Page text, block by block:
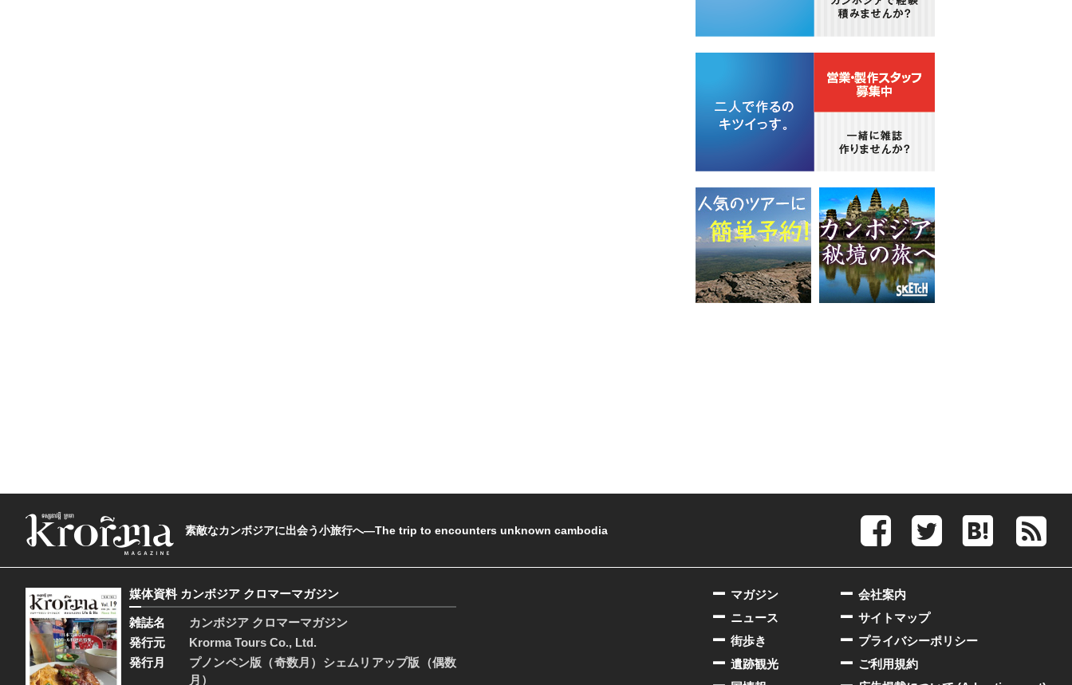
素敵なカンボジアに出会う小旅行へ―The trip to encounters unknown cambodia
媒体資料 カンボジア クロマーマガジン
雑誌名
カンボジア クロマーマガジン
発行元
Krorma Tours Co., Ltd.
発行月
プノンペン版（奇数月）シェムリアップ版（偶数
月）
会社案内
サイトマップ
プライバシーポリシー
ご利用規約
マガジン
ニュース
街歩き
遺跡観光